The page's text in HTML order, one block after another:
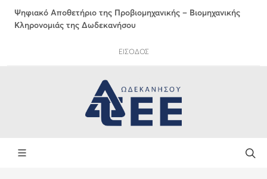
Ψηφιακό Αποθετήριο της Προβιομηχανικής – Βιομηχανικής
Κληρονομιάς της Δωδεκανήσου
ΕΙΣΟΔΟΣ